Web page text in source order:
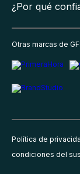
¿Por qué
Otras marcas de
Política de
condiciones del